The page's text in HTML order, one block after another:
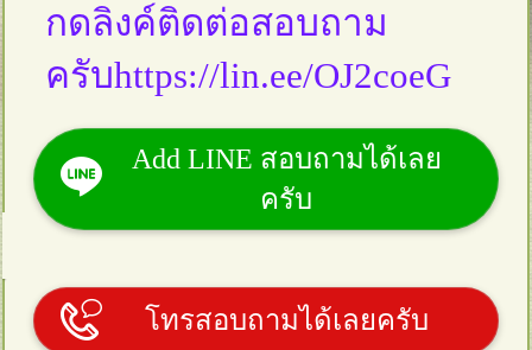
กดลิงค์ติดต่อสอบถาม
ครับhttps://lin.ee/OJ2coeG
Add LINE สอบถามได้เลย
ครับ
โทรสอบถามได้เลยครับ